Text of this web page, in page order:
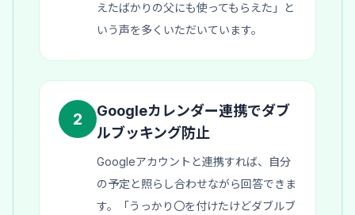
えたばかりの父にも使ってもらえた」と
いう声を多くいただいています。
2
Googleカレンダー連携でダブ
ルブッキング防止
Googleアカウントと連携すれば、自分
の予定と照らし合わせながら回答できま
す。「うっかり〇を付けたけどダブルブ